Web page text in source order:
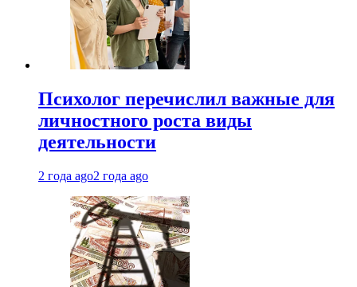
Психолог перечислил важные для
личностного роста виды
деятельности
2 года ago2 года ago